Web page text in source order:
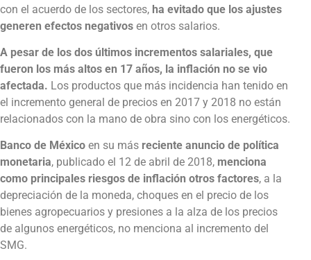
con el acuerdo de los sectores, ha evitado que los ajustes
generen efectos negativos en otros salarios.
A pesar de los dos últimos incrementos salariales, que
fueron los más altos en 17 años, la inflación no se vio
afectada. Los productos que más incidencia han tenido en
el incremento general de precios en 2017 y 2018 no están
relacionados con la mano de obra sino con los energéticos.
Banco de México en su más reciente anuncio de política
monetaria, publicado el 12 de abril de 2018, menciona
como principales riesgos de inflación otros factores, a la
depreciación de la moneda, choques en el precio de los
bienes agropecuarios y presiones a la alza de los precios
de algunos energéticos, no menciona al incremento del
SMG.